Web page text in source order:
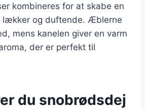
kombineres for at skabe en
lækker og duftende. Æblerne
mens kanelen giver en varm
der er perfekt til
du snobrødsdej